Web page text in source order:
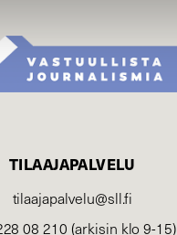
TILAAJAPALVELU
tilaajapalvelu@sll.fi
08 210 (arkisin klo 9-15)